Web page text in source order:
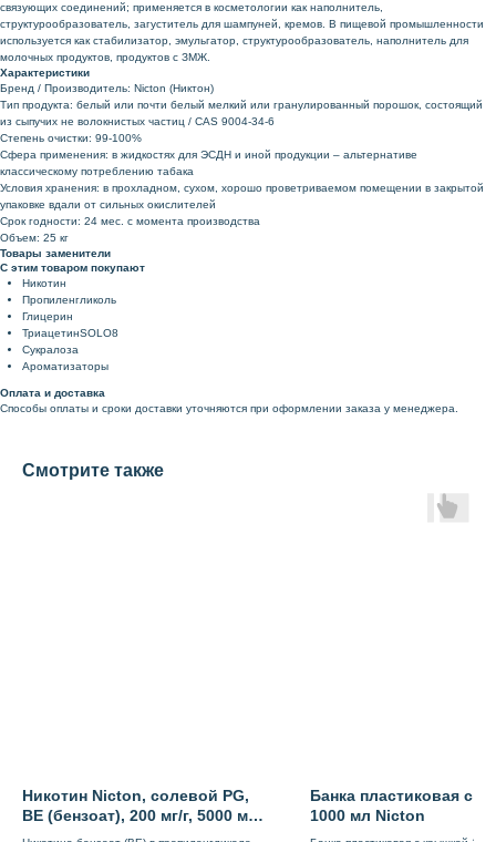
связующих соединений; применяется в косметологии как наполнитель,
структурообразователь, загуститель для шампуней, кремов. В пищевой промышленности
используется как стабилизатор, эмульгатор, структурообразователь, наполнитель для
молочных продуктов, продуктов с ЗМЖ.
Характеристики
Бренд / Производитель: Nicton (Никтон)
Тип продукта: белый или почти белый мелкий или гранулированный порошок, состоящий
из сыпучих не волокнистых частиц / CAS 9004-34-6
Степень очистки: 99-100%
Сфера применения: в жидкостях для ЭСДН и иной продукции – альтернативе
классическому потреблению табака
Условия хранения: в прохладном, сухом, хорошо проветриваемом помещении в закрытой
упаковке вдали от сильных окислителей
Срок годности: 24 мес. с момента производства
Объем: 25 кг
Товары заменители
С этим товаром покупают
Никотин
Пропиленгликоль
Глицерин
ТриацетинSOLO8
Сукралоза
Ароматизаторы
Оплата и доставка
Способы оплаты и сроки доставки уточняются при оформлении заказа у менеджера.
Смотрите также
Никотин Nicton, солевой PG,
BE (бензоат), 200 мг/г, 5000 мл,
Россия
Банка пластиковая с
1000 мл Nicton